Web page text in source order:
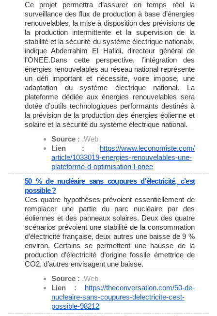
Ce projet permettra d’assurer en temps réel la
surveillance des flux de production à base d’énergies
renouvelables, la mise à disposition des prévisions de
la production intermittente et la supervision de la
stabilité et la sécurité du système électrique national»,
indique Abderrahim El Hafidi, directeur général de
l’ONEE.Dans cette perspective, l’intégration des
énergies renouvelables au réseau national représente
un défi important et nécessite, voire impose, une
adaptation du système électrique national. La
plateforme dédiée aux énergies renouvelables sera
dotée d’outils technologiques performants destinés à
la prévision de la production des énergies éolienne et
solaire et la sécurité du système électrique national.
Source : .Web
Lien : https://www.leconomiste.com/
article/1033019-energies-renouvelables-une-
plateforme-d-optimisation-l-onee
50 % de nucléaire sans coupures d’électricité, c’est
possible ?
Ces quatre hypothèses prévoient essentiellement de
remplacer une partie du parc nucléaire par des
éoliennes et des panneaux solaires. Deux des quatre
scénarios prévoient une stabilité de la consommation
d’électricité française, deux autres une baisse de 9 %
environ. Certains se permettent une hausse de la
production d’électricité d’origine fossile émettrice de
CO2, d’autres envisagent une baisse.
Source : .Web
Lien : https://theconversation.com/50-de-
nucleaire-sans-coupures-delectricite-cest-
possible-98212